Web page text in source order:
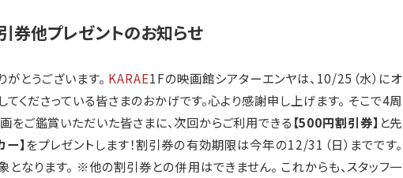
券他プレゼントのお知らせ
とうございます。 KARAE1Fの映画館シアターエンヤは、10/25（水）にオ
くださっている皆さまのおかげです。心より感謝申し上げます。 そこで4周
をご鑑賞いただいた皆さまに、次回からご利用できる【500円割引券】 と先
】をプレゼントします！割引券の有効期限は今年の12/31（日）までです。
なります。 ※他の割引券との併用はできません。 これからも、スタッフ一